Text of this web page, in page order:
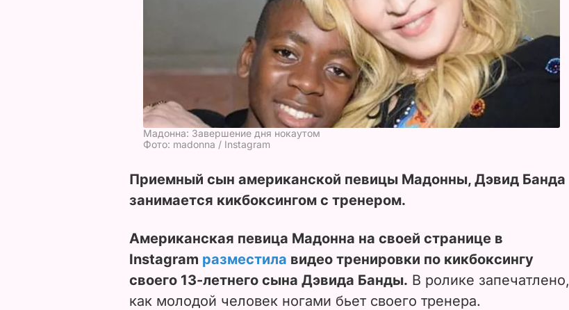
Мадонна: Завершение дня нокаутом
Фото: madonna / Instagram
Приемный сын американской певицы Мадонны, Дэвид Банда
занимается кикбоксингом с тренером.
Американская певица Мадонна на своей странице в
Instagram разместила видео тренировки по кикбоксингу
своего 13-летнего сына Дэвида Банды. В ролике запечатлено,
как молодой человек ногами бьет своего тренера.